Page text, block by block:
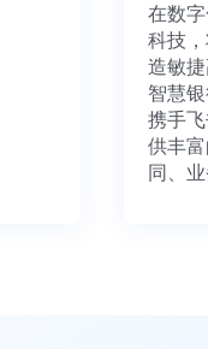
在
科
造
智
携
供
同